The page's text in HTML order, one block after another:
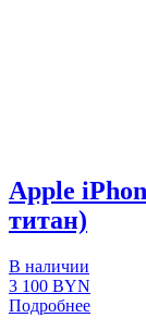
Apple
титан)
В наличии
3 100 BYN
Подробнее